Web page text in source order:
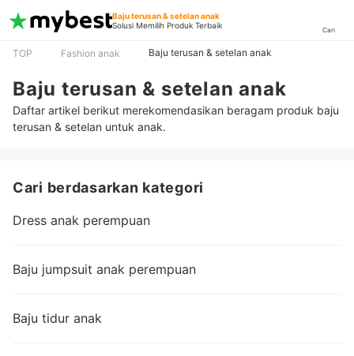
Baju terusan & setelan anak
Solusi Memilih Produk Terbaik
Cari
TOP Fashion anak Baju terusan & setelan anak
Baju terusan & setelan anak
Daftar artikel berikut merekomendasikan beragam produk baju
terusan & setelan untuk anak.
Cari berdasarkan kategori
Dress anak perempuan
Baju jumpsuit anak perempuan
Baju tidur anak